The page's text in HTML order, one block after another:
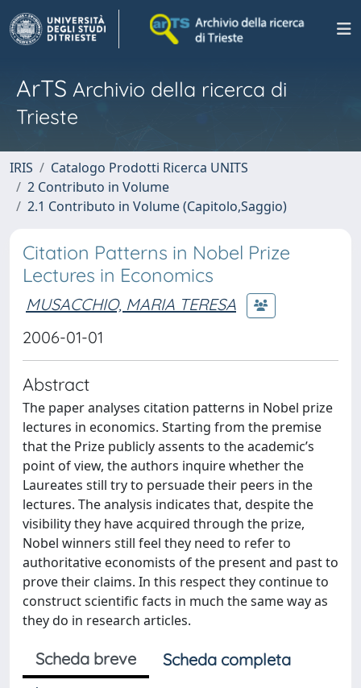
ArTS Archivio della ricerca di
Trieste
IRIS
Catalogo Prodotti Ricerca UNITS
2 Contributo in Volume
2.1 Contributo in Volume (Capitolo,Saggio)
Citation Patterns in Nobel Prize
Lectures in Economics
MUSACCHIO, MARIA TERESA
2006-01-01
Abstract
The paper analyses citation patterns in Nobel prize
lectures in economics. Starting from the premise
that the Prize publicly assents to the academic’s
point of view, the authors inquire whether the
Laureates still try to persuade their peers in the
lectures. The analysis indicates that, despite the
visibility they have acquired through the prize,
Nobel winners still feel they need to refer to
authoritative economists of the present and past to
prove their claims. In this respect they continue to
construct scientific facts in much the same way as
they do in research articles.
Scheda breve Scheda completa